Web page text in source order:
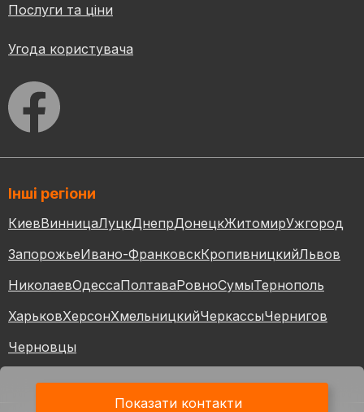
Показати контакти
Послуги та ціни
Угода користувача
Інші регіони
КиевВинницаЛуцкДнепрДонецкЖитомирУжгород
ЗапорожьеИвано-ФранковскКропивницкийЛьвов
НиколаевОдессаПолтаваРовноСумыТернополь
ХарьковХерсонХмельницкийЧеркассыЧернигов
Черновцы